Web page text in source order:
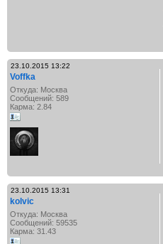
23.10.2015 13:22
Voffka
Откуда: Москва
Сообщений: 589
Карма: 2.84
23.10.2015 13:31
kolvic
Откуда: Москва
Сообщений: 59535
Карма: 31.43